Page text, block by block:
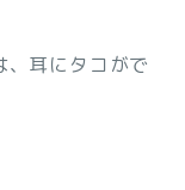
耳にタコがで